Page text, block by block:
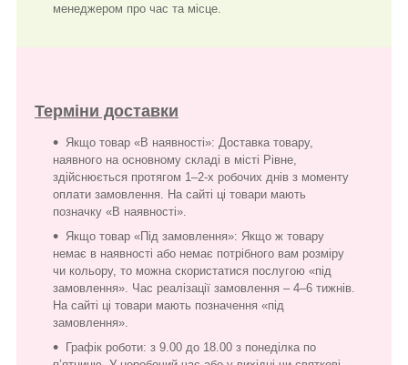
менеджером про час та місце.
Терміни доставки
Якщо товар «В наявності»: Доставка товару,
наявного на основному складі в місті Рівне,
здійснюється протягом 1–2-х робочих днів з моменту
оплати замовлення. На сайті ці товари мають
позначку «В наявності».
Якщо товар «Під замовлення»: Якщо ж товару
немає в наявності або немає потрібного вам розміру
чи кольору, то можна скористатися послугою «під
замовлення». Час реалізації замовлення – 4–6 тижнів.
На сайті ці товари мають позначення «під
замовлення».
Графік роботи: з 9.00 до 18.00 з понеділка по